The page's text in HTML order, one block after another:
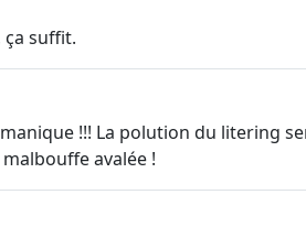
ça suffit.
!!! La polution du litering
avalée !